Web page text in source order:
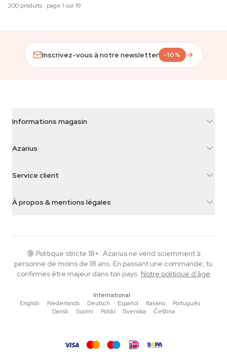
200 produits · page 1 sur 19
Inscrivez-vous à notre newsletter -10%
Informations magasin
Galvaniweg 11
Nederland
+31(0)204897914
Azarius
Smokeshop
Service client
Politique de retour
Politique de confidentialité
À propos & mentions légales
Wiki
Musique
Normes éditoriales
Outils & Calculateurs
🔞 Politique stricte 18+. Azarius ne vend sciemment à
personne de moins de 18 ans. En passant une commande, tu
confirmes être majeur dans ton pays. Notre politique d'âge
International
English
·Nederlands ·Deutsch ·Español ·Italiano ·Português
·
Dansk
·Suomi ·Polski ·Svenska ·Čeština